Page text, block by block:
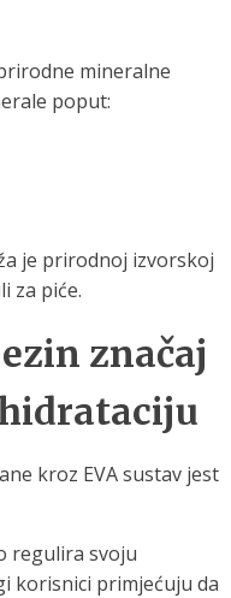
mineralne
poput:
je prirodnoj izvorskoj
za piće.
značaj
kroz EVA sustav jest
regulira svoju
korisnici primjećuju da